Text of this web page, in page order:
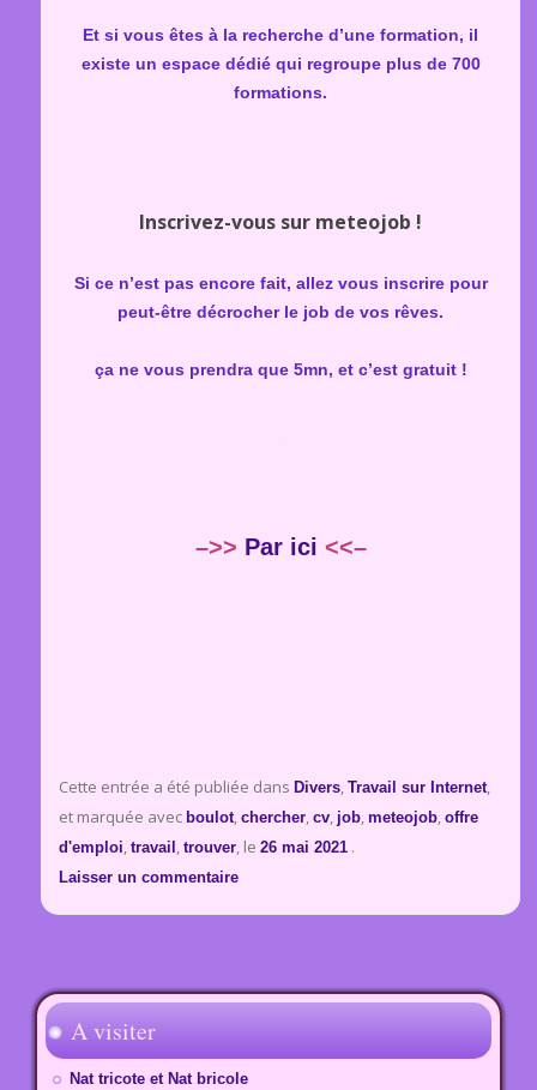
Et si vous êtes à la recherche d’une formation, il
existe un espace dédié qui regroupe plus de 700
formations.
Inscrivez-vous sur meteojob !
Si ce n’est pas encore fait, allez vous inscrire pour
peut-être décrocher le job de vos rêves.
ça ne vous prendra que 5mn, et c’est gratuit !
–>> Par ici <<–
Cette entrée a été publiée dans Divers, Travail sur Internet,
et marquée avec boulot, chercher, cv, job, meteojob, offre
d'emploi, travail , trouver, le 26 mai 2021 .
Laisser un commentaire
A visiter
Nat tricote et Nat bricole